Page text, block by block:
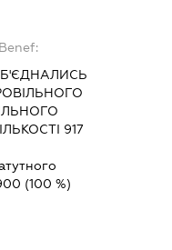
917
(100 %)